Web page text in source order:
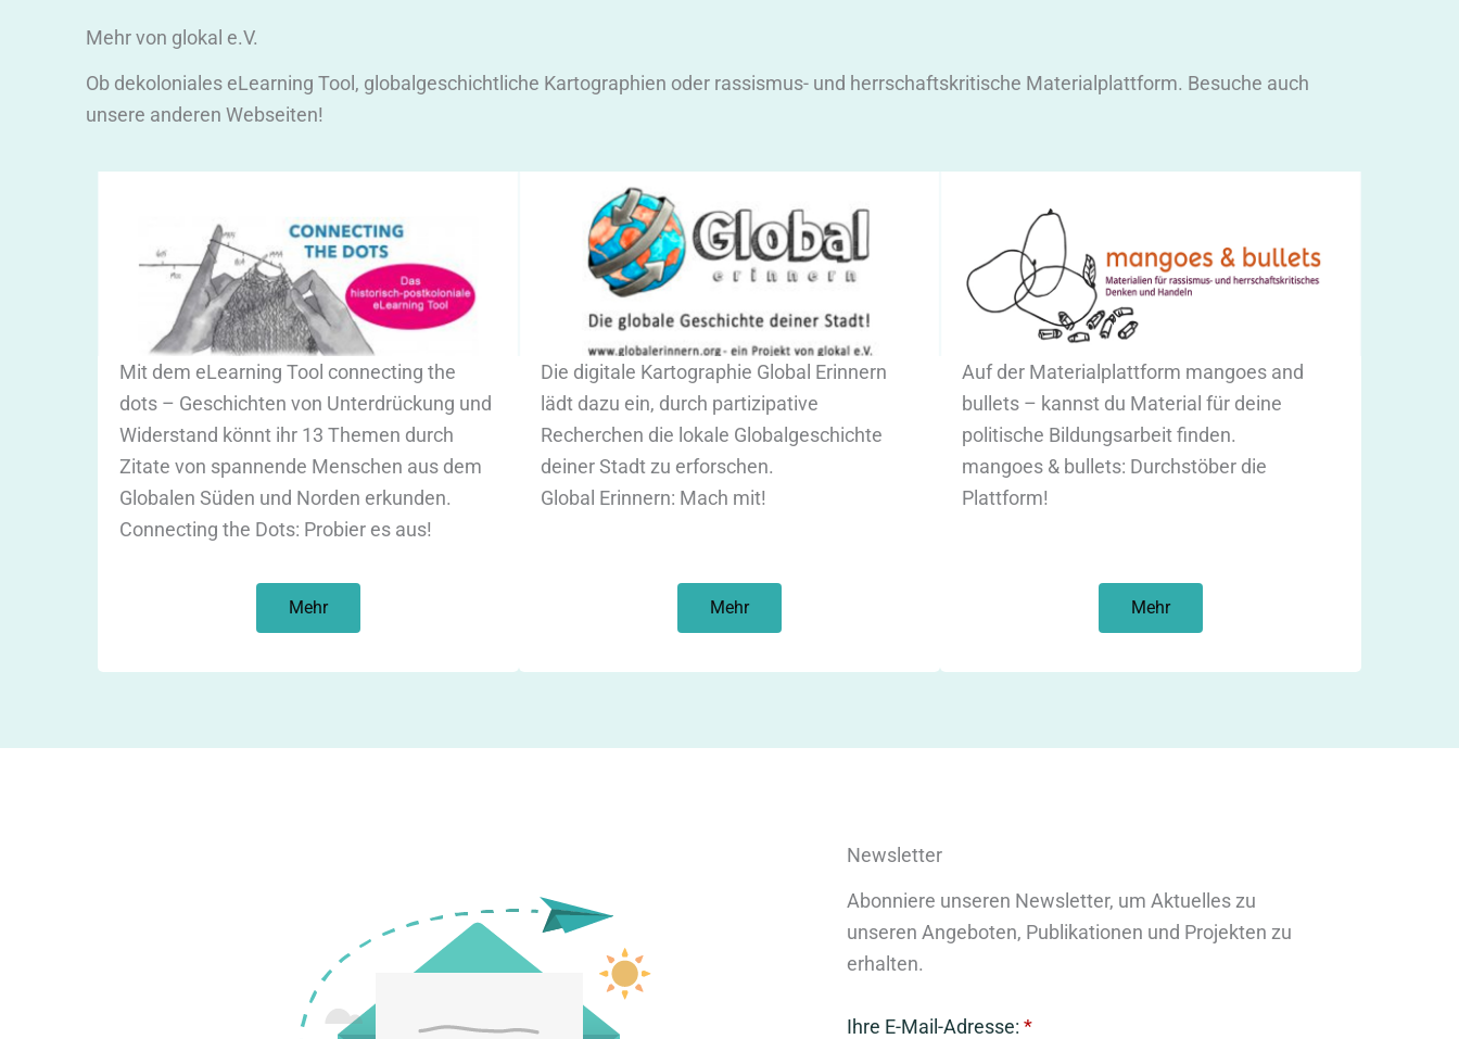
Mehr von glokal e.V.
Ob dekoloniales eLearning Tool, globalgeschichtliche Kartographien oder rassismus- und herrschaftskritische Materialplattform. Besuche auch
unsere anderen Webseiten!
Mit dem eLearning Tool connecting the
dots – Geschichten von Unterdrückung und
Widerstand könnt ihr 13 Themen durch
Zitate von spannende Menschen aus dem
Globalen Süden und Norden erkunden.
Connecting the Dots: Probier es aus!
Mehr
Die digitale Kartographie Global Erinnern
lädt dazu ein, durch partizipative
Recherchen die lokale Globalgeschichte
deiner Stadt zu erforschen.
Global Erinnern: Mach mit!
Mehr
Auf der Materialplattform mangoes and
bullets – kannst du Material für deine
politische Bildungsarbeit finden.
mangoes & bullets: Durchstöber die
Plattform!
Mehr
Newsletter
Abonniere unseren Newsletter, um Aktuelles zu
unseren Angeboten, Publikationen und Projekten zu
erhalten.
Ihre E-Mail-Adresse: *